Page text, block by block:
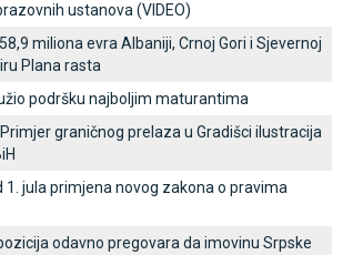
ustanova (VIDEO)
miliona evra Albaniji, Crnoj Gori i Sjevernoj
Plana rasta
podršku najboljim maturantima
graničnog prelaza u Gradišci ilustracija
1. jula primjena novog zakona o pravima
odavno pregovara da imovinu Srpske